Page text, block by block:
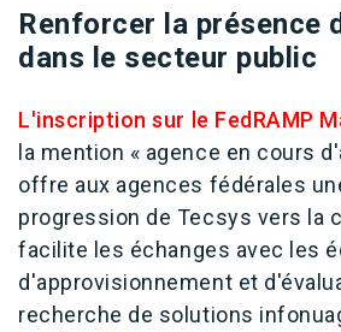
Renforcer l a présence
dans le secteur public
L'inscription sur le FedRAMP
la mention « agence en cours
offre aux agences fédérales
progression de Tecsys vers la
facilite les échanges avec les
d'approvisionnement et
recherche de solutions